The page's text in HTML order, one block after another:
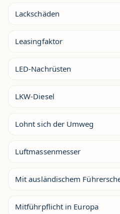
Lackschäden
Leasingfaktor
LED-Nachrüsten
LKW-Diesel
Lohnt sich der Umweg
Luftmassenmesser
Mit ausländischem
Mitführpflicht in Europa